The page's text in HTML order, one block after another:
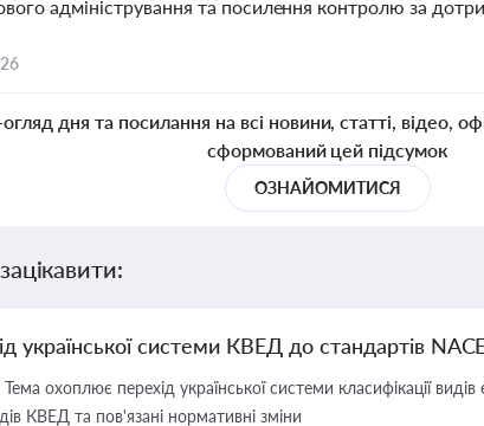
адміністрування та посилення контролю за
дня та посилання на всі новини, статті, відео,
сформований цей підсумок
ОЗНАЙОМИТИСЯ
української системи КВЕД до стандартів
Тема охоплює перехід української системи класифікації
КВЕД та пов'язані нормативні зміни